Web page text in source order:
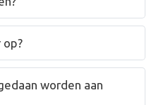
op?
worden aan